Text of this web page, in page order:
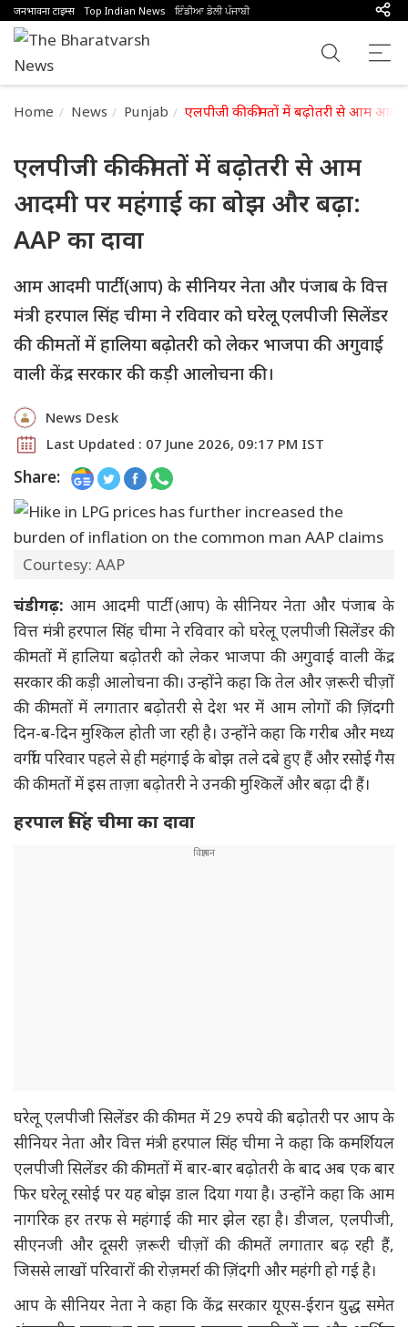
जनभावना टाइम्स Top Indian News ਇੰਡੀਆ ਡੇਲੀ ਪੰਜਾਬੀ
Home News Punjab एलपीजी की कीमतों में बढ़ोतरी से आम
एलपीजी की कीमतों में बढ़ोतरी से आम
आदमी पर महंगाई का बोझ और बढ़ा:
AAP का दावा
आम आदमी पार्टी (आप) के सीनियर नेता और पंजाब के वित्त
मंत्री हरपाल सिंह चीमा ने रविवार को घरेलू एलपीजी सिलेंडर
की कीमतों में हालिया बढ़ोतरी को लेकर भाजपा की अगुवाई
वाली केंद्र सरकार की कड़ी आलोचना की।
News Desk
Last Updated : 07 June 2026, 09:17 PM IST
Share:
Courtesy: AAP
चंडीगढ़: आम आदमी पार्टी (आप) के सीनियर नेता और पंजाब के
वित्त मंत्री हरपाल सिंह चीमा ने रविवार को घरेलू एलपीजी सिलेंडर की
कीमतों में हालिया बढ़ोतरी को लेकर भाजपा की अगुवाई वाली केंद्र
सरकार की कड़ी आलोचना की। उन्होंने कहा कि तेल और ज़रूरी चीज़ों
की कीमतों में लगातार बढ़ोतरी से देश भर में आम लोगों की ज़िंदगी
दिन-ब-दिन मुश्किल होती जा रही है। उन्होंने कहा कि गरीब और मध्य
वर्गीय परिवार पहले से ही महंगाई के बोझ तले दबे हुए हैं और रसोई गैस
की कीमतों में इस ताज़ा बढ़ोतरी ने उनकी मुश्किलें और बढ़ा दी हैं।
हरपाल सिंह चीमा का दावा
घरेलू एलपीजी सिलेंडर की कीमत में 29 रुपये की बढ़ोतरी पर आप के
सीनियर नेता और वित्त मंत्री हरपाल सिंह चीमा ने कहा कि कमर्शियल
एलपीजी सिलेंडर की कीमतों में बार-बार बढ़ोतरी के बाद अब एक बार
फिर घरेलू रसोई पर यह बोझ डाल दिया गया है। उन्होंने कहा कि आम
नागरिक हर तरफ से महंगाई की मार झेल रहा है। डीजल, एलपीजी,
सीएनजी और दूसरी ज़रूरी चीज़ों की कीमतें लगातार बढ़ रही हैं,
जिससे लाखों परिवारों की रोज़मर्रा की ज़िंदगी और महंगी हो गई है।
आप के सीनियर नेता ने कहा कि केंद्र सरकार यूएस-ईरान युद्ध समेत